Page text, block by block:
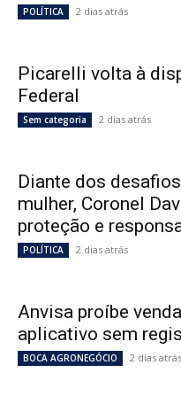
POLÍTICA 2 dias atrás
Picarelli volta à
Federal
Sem categoria 2 dias atrás
Diante dos
mulher, Coronel
proteção e
POLÍTICA 2 dias atrás
Anvisa proíbe
aplicativo sem
BOCA AGRONEGÓCIO 2 dias atrás